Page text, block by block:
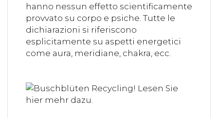
hanno nessun effetto scientificamente
provvato su corpo e psiche. Tutte le
dichiarazioni si riferiscono
esplicitamente su aspetti energetici
come aura, meridiane, chakra, ecc.